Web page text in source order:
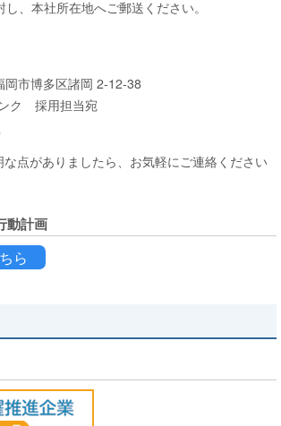
し、本社所在地へご郵送ください。
岡市博多区諸岡 2-12-38
ク 採用担当宛
点がありましたら、お気軽にご連絡ください
動計画
ら